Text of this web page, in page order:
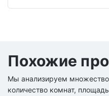
Похожие
Мы анализируем
количество комнат,